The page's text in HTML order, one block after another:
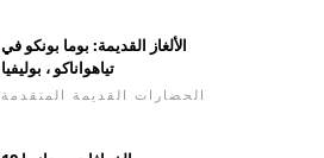
الألغاز القديمة: بوما بونكو في
تياهواناكو ، بوليفيا
الحضارات القديمة المتقدمة